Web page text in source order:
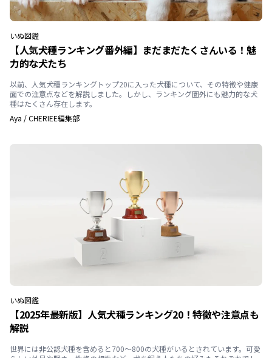
いぬ図鑑
【人気犬種ランキング番外編】まだまだたくさんいる！魅
力的な犬たち
以前、人気犬種ランキングトップ20に入った犬種について、その特徴や健康
面での注意点などを解説しました。しかし、ランキング圏外にも魅力的な犬
種はたくさん存在します。
Aya /CHERIEE編集部
いぬ図鑑
【2025年最新版】人気犬種ランキング20！特徴や注意点も
解説
世界には非公認犬種を含めると700～800の犬種がいるとされています。可愛